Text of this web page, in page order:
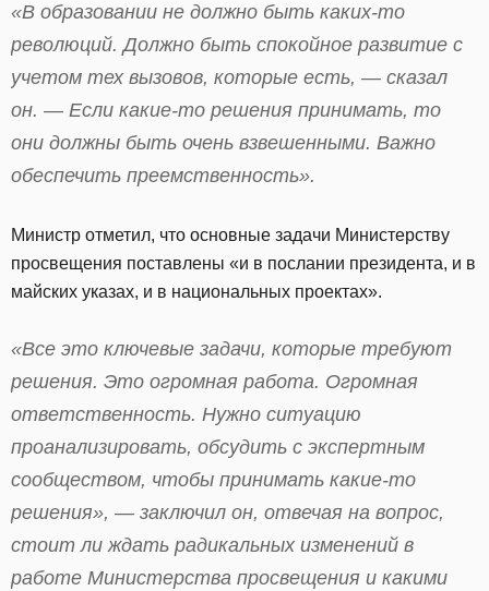
«В образовании не должно быть каких-то
революций. Должно быть спокойное развитие с
учетом тех вызовов, которые есть, — сказал
он. — Если какие-то решения принимать, то
они должны быть очень взвешенными. Важно
обеспечить преемственность».
Министр отметил, что основные задачи Министерству
просвещения поставлены «и в послании президента, и в
майских указах, и в национальных проектах».
«Все это ключевые задачи, которые требуют
решения. Это огромная работа. Огромная
ответственность. Нужно ситуацию
проанализировать, обсудить с экспертным
сообществом, чтобы принимать какие-то
решения», — заключил он, отвечая на вопрос,
стоит ли ждать радикальных изменений в
работе Министерства просвещения и какими